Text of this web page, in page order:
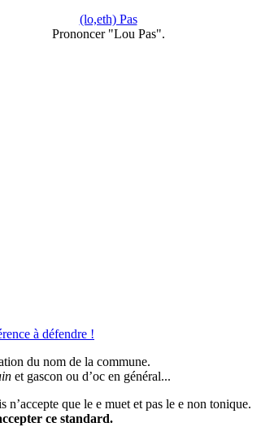
(lo,eth) Pas
Prononcer "Lou Pas".
à défendre !
du nom de la commune.
et gascon ou d’oc en général...
que le e muet et pas le e non tonique.
ce standard.